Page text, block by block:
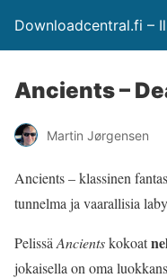
Downloadcentral.fi –
Ancients –
Martin Jørgensen
Ancients – klassinen
tunnelma ja vaarallisia
Pelissä Ancientskokoat
jokaisella on oma